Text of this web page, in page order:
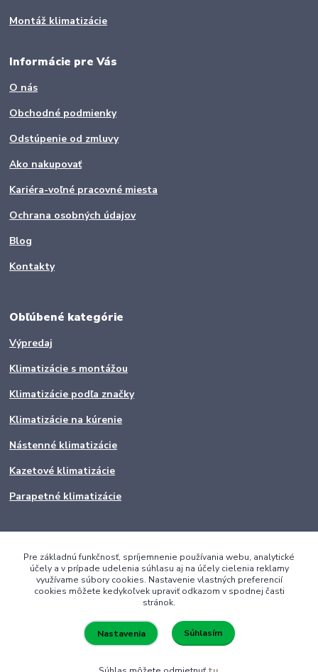
Montáž klimatizácie
Informácie pre Vás
O nás
Obchodné podmienky
Odstúpenie od zmluvy
Ako nakupovať
Kariéra-voľné pracovné miesta
Ochrana osobných údajov
Blog
Kontakty
Obľúbené kategórie
Výpredaj
Klimatizácie s montážou
Klimatizácie podľa značky
Klimatizácie na kúrenie
Nástenné klimatizácie
Kazetové klimatizácie
Parapetné klimatizácie
Pre základnú funkčnosť, spríjemnenie používania webu, analytické
účely a v prípade udelenia súhlasu aj na účely cielenia reklamy
využívame súbory cookies. Nastavenie vlastných preferencií
cookies môžete kedykoľvek upraviť odkazom v spodnej časti
stránok.
Nastavenia Súhlasím